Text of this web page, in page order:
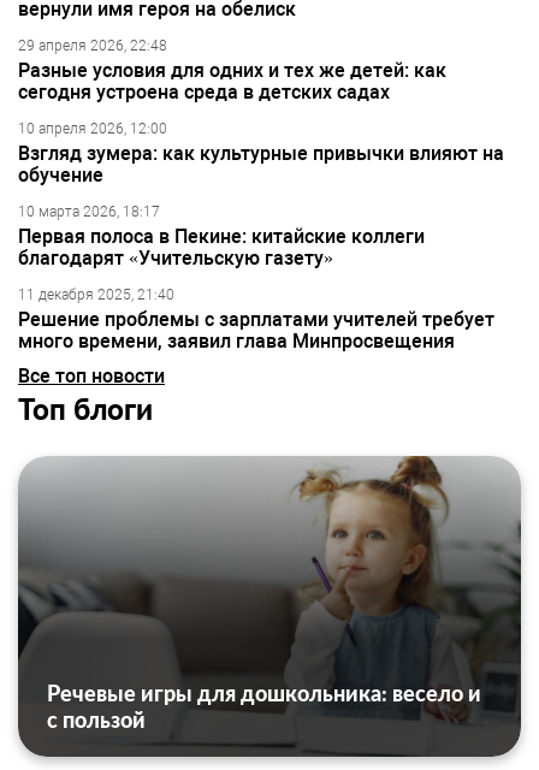
вернули имя героя на обелиск
29 апреля 2026, 22:48
Разные условия для одних и тех же детей: как
сегодня устроена среда в детских садах
10 апреля 2026, 12:00
Взгляд зумера: как культурные привычки влияют на
обучение
10 марта 2026, 18:17
Первая полоса в Пекине: китайские коллеги
благодарят «Учительскую газету»
11 декабря 2025, 21:40
Решение проблемы с зарплатами учителей требует
много времени, заявил глава Минпросвещения
Все топ новости
Топ блоги
Речевые игры для дошкольника: весело и
с пользой